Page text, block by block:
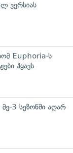
ვერსიას
Euphoria-ს
ჰყავს
3 სეზონში აღარ